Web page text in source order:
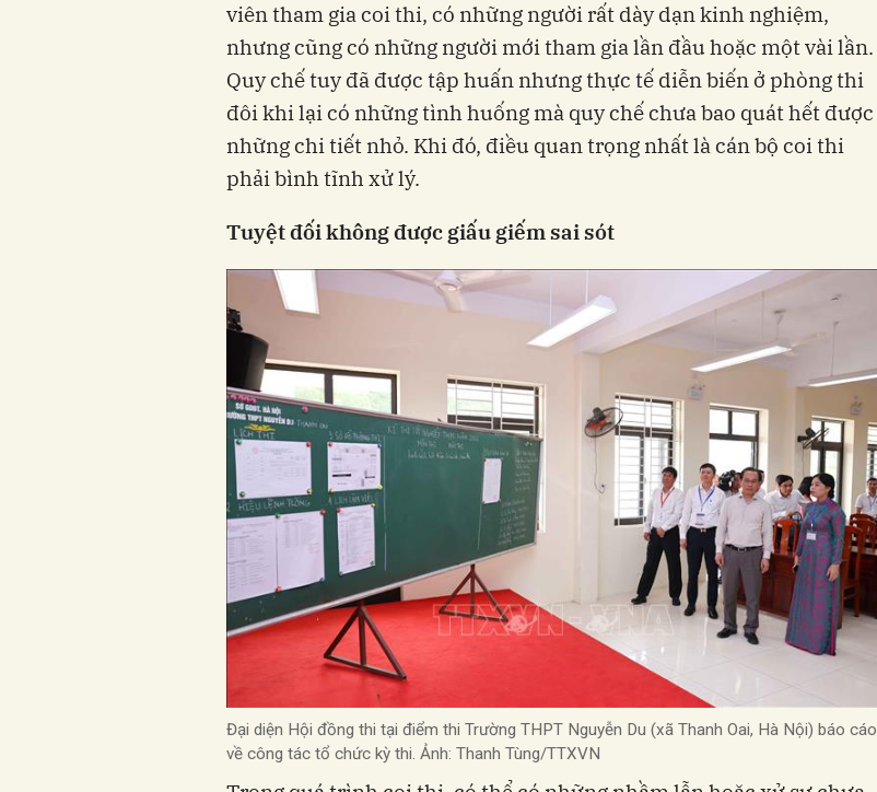
viên tham gia coi thi, có những người rất dày dạn kinh nghiệm,
nhưng cũng có những người mới tham gia lần đầu hoặc một vài lần.
Quy chế tuy đã được tập huấn nhưng thực tế diễn biến ở phòng thi
đôi khi lại có những tình huống mà quy chế chưa bao quát hết được
những chi tiết nhỏ. Khi đó, điều quan trọng nhất là cán bộ coi thi
phải bình tĩnh xử lý.
Tuyệt đối không được giấu giếm sai sót
Đại diện Hội đồng thi tại điểm thi Trường THPT Nguyễn Du (xã Thanh Oai, Hà Nội) báo cáo
về công tác tổ chức kỳ thi. Ảnh: Thanh Tùng/TTXVN